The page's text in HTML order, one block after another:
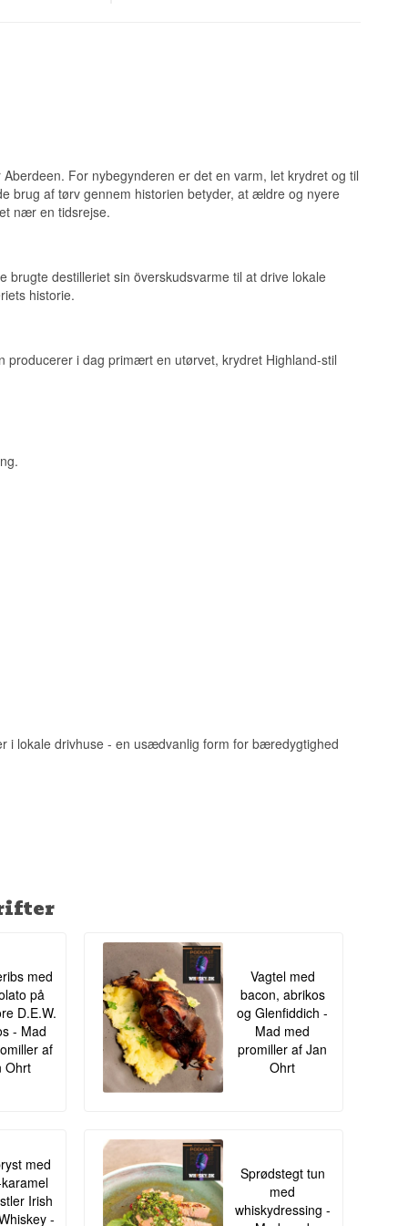
med Elixir
i 2013, fulgte
set uændret
barnebarn af en
de allerbedste
malt og et
Adelphi-
For nybegynderen er det en varm, let krydret og til
brug af tørv gennem historien betyder, at ældre og nyere
nær en tidsrejse.
destilleriet sin överskudsvarme til at drive lokale
historie.
producerer i dag primært en utørvet, krydret Highland-stil
i lokale drivhuse - en usædvanlig form for bæredygtighed
med
på
D.E.W.
- Mad
af
Ohrt
Vagtel med
bacon, abrikos
og Glenfiddich -
Mad med
promiller af Jan
Ohrt
med
Irish
-
Sprødstegt tun
med
whiskydressing -